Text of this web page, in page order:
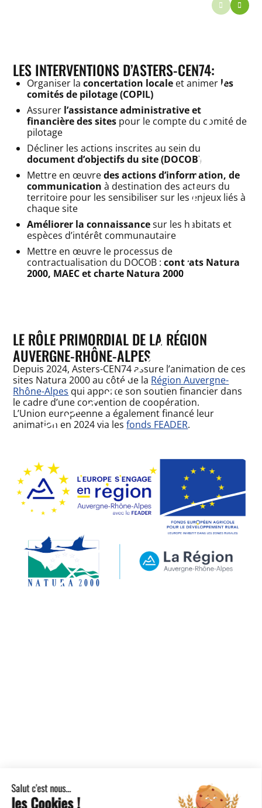
LES INTERVENTIONS D’ASTERS-CEN74:
Organiser laconcertation locale et animer les
comités de pilotage (COPIL)
Assurer l’assistance administrative et
financière des sites pour le compte du comité de
pilotage
Décliner les actions inscrites au sein du
document d’objectifs du site (DOCOB)
Mettre en œuvredes actions d’information, de
communication à destination des acteurs du
territoire pour les sensibiliser sur les enjeux liés à
chaque site
Améliorer la connaissancesur les habitats et
espèces d’intérêt communautaire
Mettre en œuvre le processus de
contractualisation du DOCOB :contrats Natura
2000, MAEC et charte Natura 2000
LE RÔLE PRIMORDIAL DE LA RÉGION
AUVERGNE-RHÔNE-ALPES
Depuis 2024, Asters-CEN74 assure l’animation de ces
sites Natura 2000 au côté de la Région Auvergne-
Rhône-Alpes qui apporte son soutien financier dans
le cadre d’une convention de coopération.
L’Union européenne a également financé leur
animation en 2024 via lesfonds FEADER.